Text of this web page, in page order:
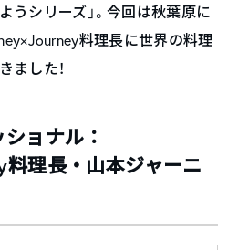
うシリーズ」。今回は秋葉原に
料理長に世界の料理
ました！
ョナル：
理長・山本ジャーニ